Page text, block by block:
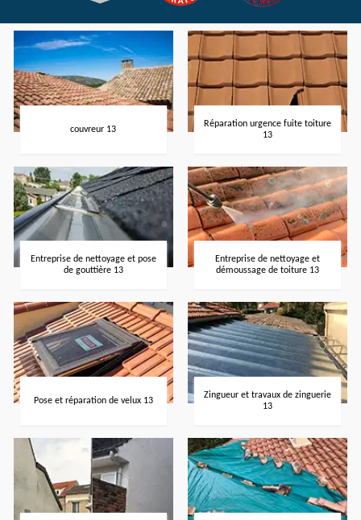
couvreur 13
Réparation urgence fuite toiture
13
Entreprise de nettoyage et pose
de gouttière 13
Entreprise de nettoyage et
démoussage de toiture 13
Pose et réparation de velux 13
Zingueur et travaux de zinguerie
13